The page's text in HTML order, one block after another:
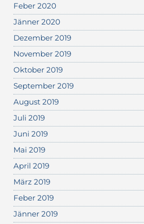
Feber 2020
Jänner 2020
Dezember 2019
November 2019
Oktober 2019
September 2019
August 2019
Juli 2019
Juni 2019
Mai 2019
April 2019
März 2019
Feber 2019
Jänner 2019